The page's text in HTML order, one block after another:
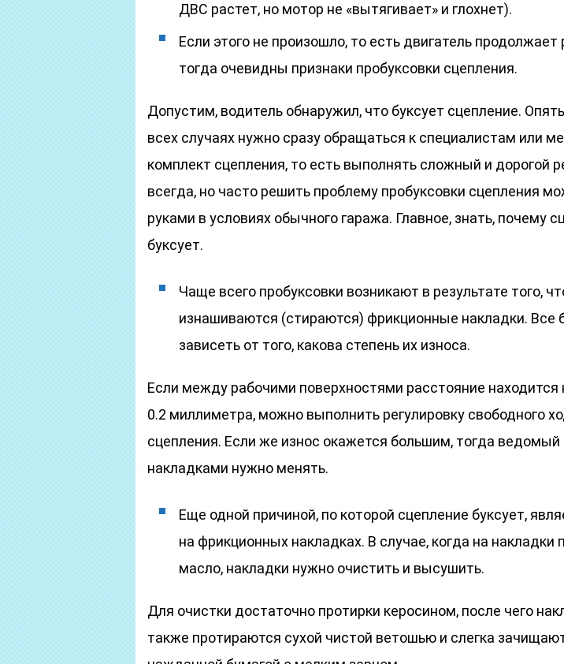
ДВС растет, но мотор не «вытягивает» и глохнет).
Если этого не произошло, то есть двигатель продолжает
тогда очевидны признаки пробуксовки сцепления.
Допустим, водитель обнаружил, что буксует сцепление.
всех случаях нужно сразу обращаться к специалистам или
комплект сцепления, то есть выполнять сложный и дорогой
всегда, но часто решить проблему пробуксовки сцепления
руками в условиях обычного гаража. Главное, знать, почему
буксует.
Чаще всего пробуксовки возникают в результате того,
изнашиваются (стираются) фрикционные накладки. Все
зависеть от того, какова степень их износа.
Если между рабочими поверхностями расстояние находится
0.2 миллиметра, можно выполнить регулировку свободного
сцепления. Если же износ окажется большим, тогда ведомый
накладками нужно менять.
Еще одной причиной, по которой сцепление буксует,
на фрикционных накладках. В случае, когда на накладки
масло, накладки нужно очистить и высушить.
Для очистки достаточно протирки керосином, после чего
также протираются сухой чистой ветошью и слегка